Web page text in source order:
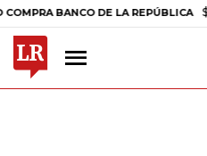
DE LA REPÚBLICA $